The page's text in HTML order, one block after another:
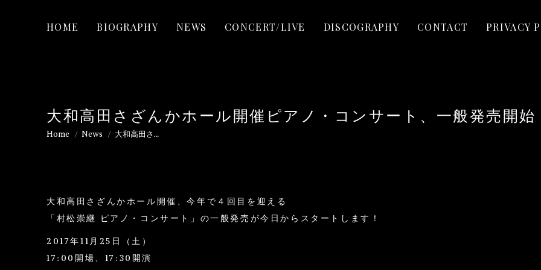
HOME BIOGRAPHY NEWS CONCERT/LIVE DISCOGRAPHY CONTACT PRIVACY
大和高田さざんかホール開催ピアノ・コンサート、一般発売開始
You are here:
Home News 大和高田さ…
大和高田さざんかホール開催、今年で４回目を迎える
「村松崇継 ピアノ・コンサート」の一般発売が今日からスタートします！
2017年11月25日（土）
17:00開場、17:30開演